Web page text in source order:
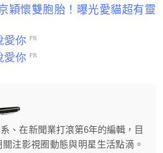
穎懷雙胞胎！曝光愛貓超有靈
、在新聞業打滾第6年的編輯，目
注影視圈動態與明星生活點滴。